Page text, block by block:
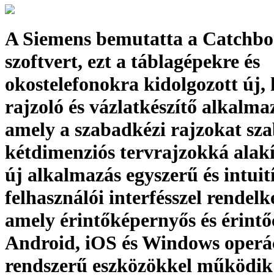
A Siemens bemutatta a
szoftvert, ezt a táblagépekre és
okostelefonokra kidolgozott új,
rajzoló és vázlatkészítő
amely a szabadkézi rajzokat
kétdimenziós tervrajzokká
új alkalmazás egyszerű és
felhasználói interfésszel
amely érintőképernyős és
Android, iOS és Windows
rendszerű eszközökkel működik